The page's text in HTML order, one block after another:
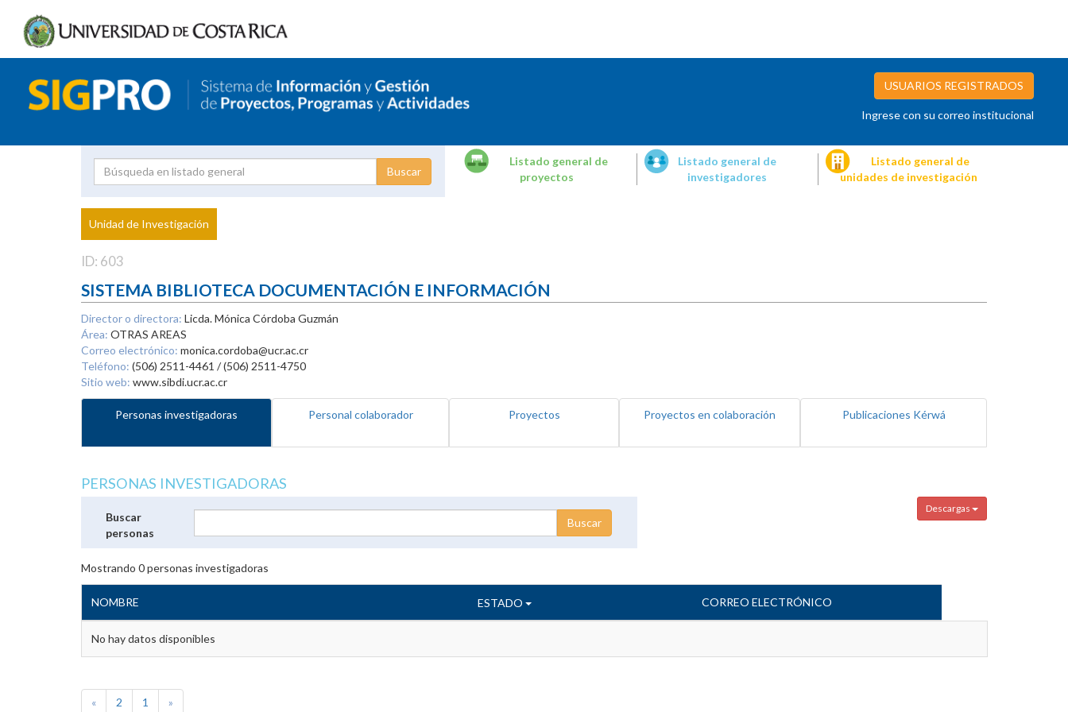
USUARIOS REGISTRADOS
Ingrese con su correo institucional
Proyecto
Investigador
Listado general de
proyectos
Listado general de
investigadores
Listado general de
unidades de investigación
Unidad de Investigación
ID: 603
SISTEMA BIBLIOTECA DOCUMENTACIÓN E INFORMACIÓN
Director o directora: Licda. Mónica Córdoba Guzmán
Área: OTRAS AREAS
Correo electrónico: monica.cordoba@ucr.ac.cr
Teléfono: (506) 2511-4461 / (506) 2511-4750
Sitio web: www.sibdi.ucr.ac.cr
Personas investigadoras Personal colaborador Proyectos Proyectos en colaboración Publicaciones Kérwá
PERSONAS INVESTIGADORAS
Descargas
Buscar
personas
Mostrando 0personas investigadoras
NOMBRE ESTADO CORREO ELECTRÓNICO
No hay datos disponibles
« 2 1 »